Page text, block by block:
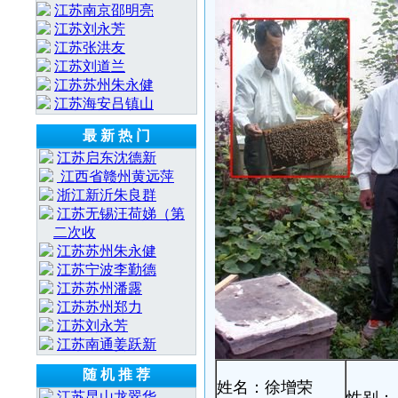
江苏南京邵明亮
江苏刘永芳
江苏张洪友
江苏刘道兰
江苏苏州朱永健
江苏海安吕镇山
最 新 热 门
江苏启东沈德新
江西省赣州黄远萍
浙江新沂朱良群
江苏无锡汪荷娣（第
二次收
江苏苏州朱永健
江苏宁波李勤德
江苏苏州潘露
江苏苏州郑力
江苏刘永芳
江苏南通姜跃新
随 机 推 荐
姓名：徐增荣